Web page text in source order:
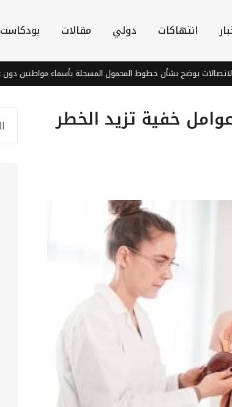
انتهاكات دولي مقالات بودكاست
يوضح بشأن خطوط المحمول المسجلة بأسماء مواطنين دون علمهم
خفية تزيد الخطر